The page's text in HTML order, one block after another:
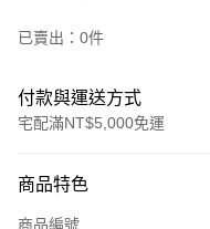
已賣出：0件
付款與運送方式
宅配滿NT$5,000免運
信用卡一次付款
商品特色
商品編號